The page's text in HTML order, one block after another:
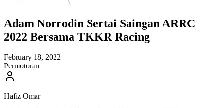
Adam Norrodin Sertai Saingan ARRC
2022 Bersama TKKR Racing
February 18, 2022
Permotoran
Hafiz Omar